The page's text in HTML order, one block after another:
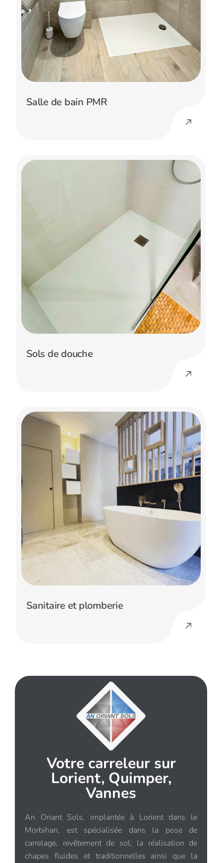
Salle de bain PMR
Sols de douche
Sanitaire et plomberie
Votre carreleur sur
Lorient, Quimper,
Vannes
An Oriant Sols, implantée à Lorient dans le
Morbihan, est spécialisée dans la pose de
carrelage, revêtement de sol, la réalisation de
chapes fluides et traditionnelles ainsi que la